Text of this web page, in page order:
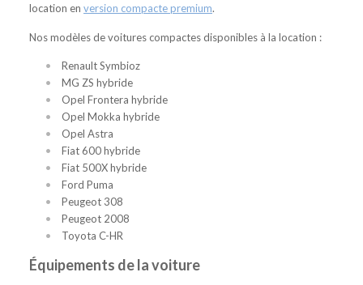
location en version compacte premium.
Nos modèles de voitures compactes disponibles à la location :
Renault Symbioz
MG ZS hybride
Opel Frontera hybride
Opel Mokka hybride
Opel Astra
Fiat 600 hybride
Fiat 500X hybride
Ford Puma
Peugeot 308
Peugeot 2008
Toyota C-HR
Équipements de la voiture